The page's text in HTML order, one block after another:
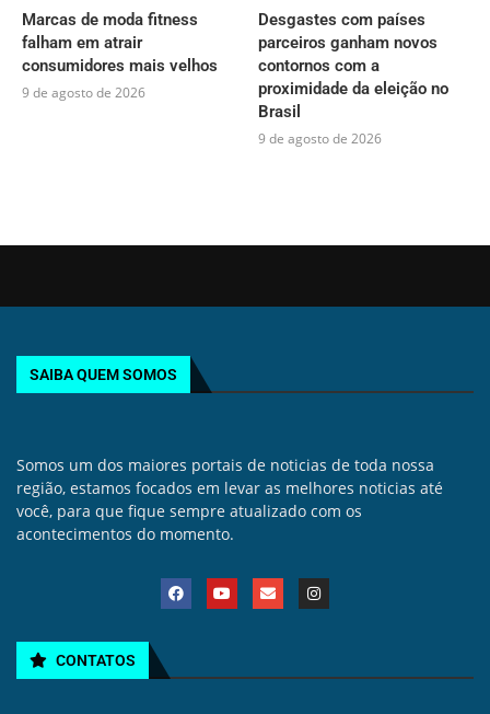
Marcas de moda fitness
falham em atrair
consumidores mais velhos
9 de agosto de 2026
Desgastes com países
parceiros ganham novos
contornos com a
proximidade da eleição no
Brasil
9 de agosto de 2026
SAIBA QUEM SOMOS
Somos um dos maiores portais de noticias de toda nossa
região, estamos focados em levar as melhores noticias até
você, para que fique sempre atualizado com os
acontecimentos do momento.
CONTATOS